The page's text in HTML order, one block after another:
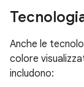
Anche le
colore
includono: